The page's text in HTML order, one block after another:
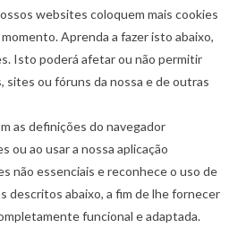
websites coloquem mais cookies
Aprenda a fazer isto abaixo,
Isto poderá afetar ou não permitir
sites ou fóruns da nossa e de outras
as definições do navegador
ou ao usar a nossa aplicação
não essenciais e reconhece o uso de
descritos abaixo, a fim de lhe fornecer
funcional e adaptada.